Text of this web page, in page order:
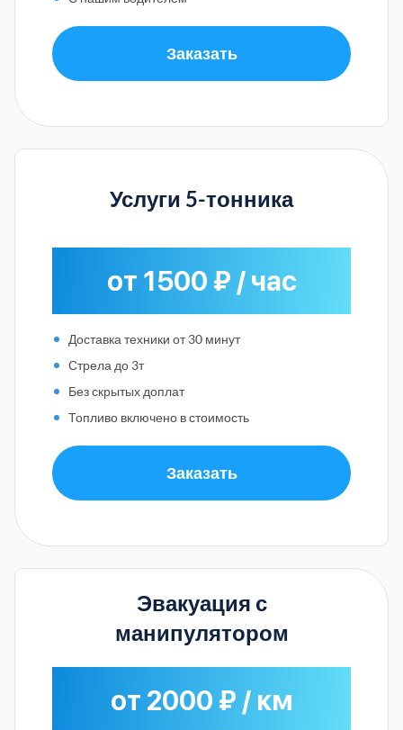
Заказать
Услуги 5-тонника
от 1500 ₽ / час
Доставка техники от 30 минут
Стрела до 3т
Без скрытых доплат
Топливо включено в стоимость
Заказать
Эвакуация с
манипулятором
от 2000 ₽ / км